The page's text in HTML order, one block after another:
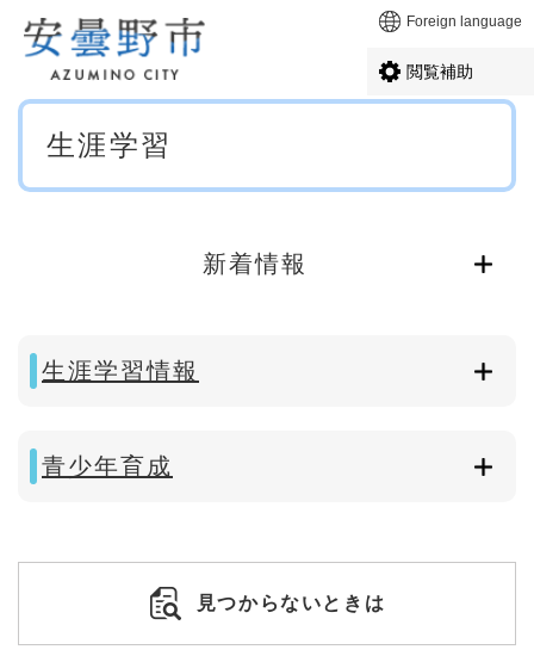
メニューを飛ばして本文へ Foreign language
閲覧補助
本
生涯学習
新着情報
生涯学習情報
青少年育成
見つからないときは